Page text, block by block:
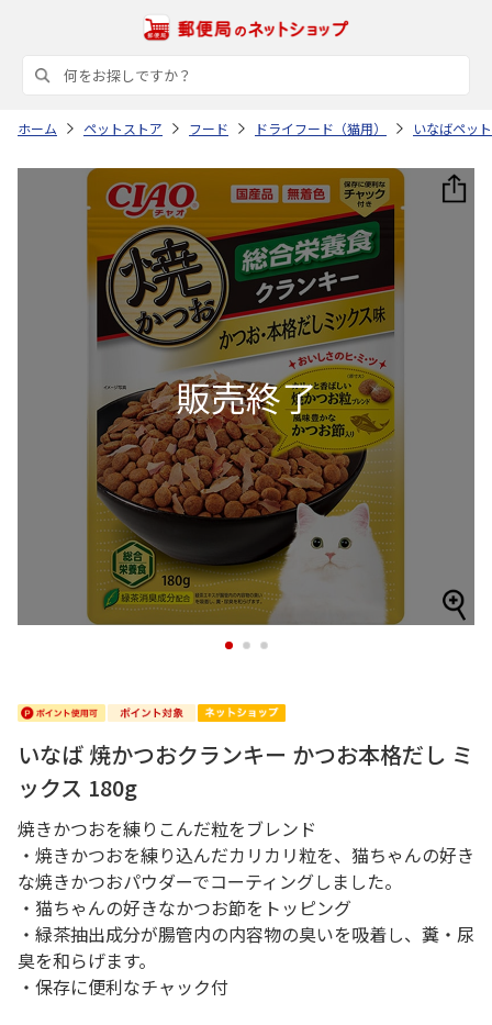
ホーム ペットストア フード ドライフード（猫用） いなばペッ
1 2 3
いなば 焼かつおクランキー かつお本格だし ミ
ックス 180g
焼きかつおを練りこんだ粒をブレンド
・焼きかつおを練り込んだカリカリ粒を、猫ちゃんの好き
な焼きかつおパウダーでコーティングしました。
・猫ちゃんの好きなかつお節をトッピング
・緑茶抽出成分が腸管内の内容物の臭いを吸着し、糞・尿
臭を和らげます。
・保存に便利なチャック付